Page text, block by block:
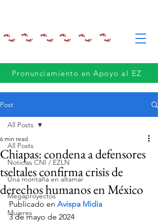
Pronunciamiento en Apoyo al EZ
Post
All Posts
Noticias CNI / EZLN
Una montaña en altamar
Megaproyectos
Mujeres
All Posts
Chiapas: condena a defensores
tseltales confirma crisis de
derechos humanos en México
6 min read
Publicado en Avispa Midia
3 de mayo de 2024